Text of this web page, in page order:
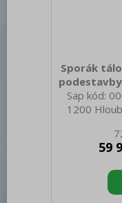
Sporák
podestavby
Sap kód:
1200
91.00
brutto
spotřebiče:
typ
59